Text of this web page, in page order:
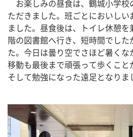
お楽しみの昼食は、鶴城小学校
ただきました。班ごとにおいし
ました。昼食後は、トイレ休憩を
階の図書館へ行き、短時間でした
た。今日は曇り空でさほど暑く
移動も最後まで頑張って歩くこと
そして勉強になった遠足となりま